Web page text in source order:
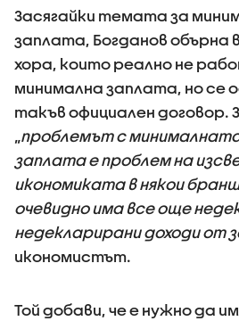
Засягайки темата за
заплата, Богданов обърна
хора, които реално не
минимална заплата, но се
такъв официален договор.
„проблемът с
заплата е проблем на
икономиката в някои
очевидно има все още
недекларирани доходи от
икономистът.
Той добави, че е нужно да